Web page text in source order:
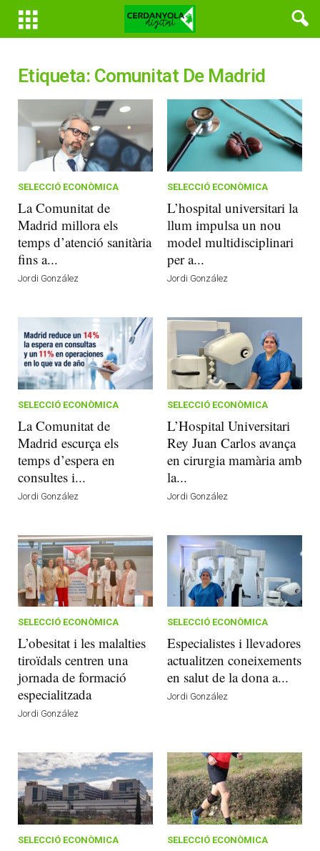
Etiqueta: Comunitat De Madrid
SELECCIÓ ECONÒMICA
La Comunitat de
Madrid millora els
temps d’atenció sanitària
fins a...
Jordi González
SELECCIÓ ECONÒMICA
L’hospital universitari la
llum impulsa un nou
model multidisciplinari
per a...
Jordi González
SELECCIÓ ECONÒMICA
La Comunitat de
Madrid escurça els
temps d’espera en
consultes i...
Jordi González
SELECCIÓ ECONÒMICA
L’Hospital Universitari
Rey Juan Carlos avança
en cirurgia mamària amb
la...
Jordi González
SELECCIÓ ECONÒMICA
L’obesitat i les malalties
tiroïdals centren una
jornada de formació
especialitzada
Jordi González
SELECCIÓ ECONÒMICA
Especialistes i llevadores
actualitzen coneixements
en salut de la dona a...
Jordi González
SELECCIÓ ECONÒMICA SELECCIÓ ECONÒMICA